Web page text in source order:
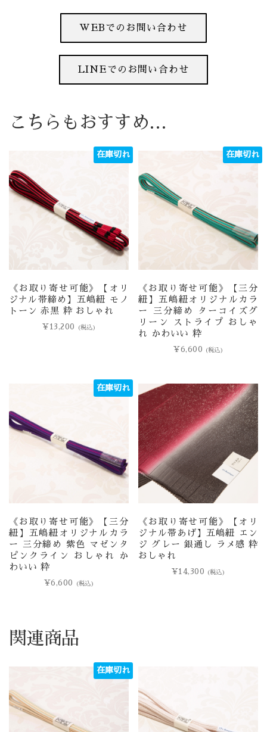
WEBでのお問い合わせ
LINEでのお問い合わせ
こちらもおすすめ…
《お取り寄せ可能》【オリ
ジナル帯締め】五嶋紐 モノ
トーン 赤黒 粋 おしゃれ
在庫切れ
¥ 13,200 (税込)
《お取り寄せ可能》【三分
紐】五嶋紐オリジナルカラ
ー 三分締め ターコイズグ
リーン ストライプ おしゃ
れ かわいい 粋
在庫切れ
¥ 6,600 (税込)
《お取り寄せ可能》【三分
紐】五嶋紐オリジナルカラ
ー 三分締め 紫色 マゼンタ
ピンクライン おしゃれ か
わいい 粋
在庫切れ
¥6,600 (税込)
《お取り寄せ可能》【オリ
ジナル帯あげ】五嶋紐 エン
ジ グレー 銀通し ラメ感 粋
おしゃれ
¥14,300 (税込)
関連商品
在庫切れ